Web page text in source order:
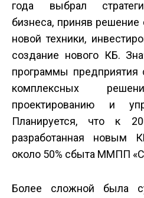
года выбрал
бизнеса, приняв
новой техники,
создание нового КБ.
программы предприятия
комплексных
проектированию и
Планируется, что к
разработанная новым
около 50% сбыта ММПП
Более сложной была